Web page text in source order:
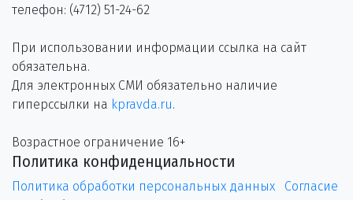
телефон: (4712) 51-24-62
При использовании информации ссылка на сайт
обязательна.
Для электронных СМИ обязательно наличие
гиперссылки на kpravda.ru.
Возрастное ограничение 16+
Политика конфиденциальности
Политика обработки персональных данных
Согласие